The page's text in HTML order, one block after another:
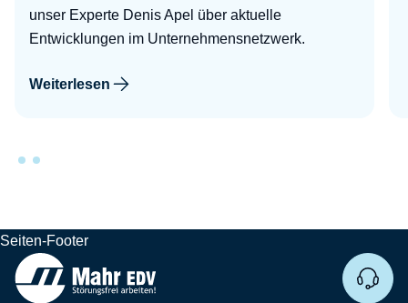
unser Experte Denis Apel über aktuelle
Entwicklungen im Unternehmensnetzwerk.
Weiterlesen
Seiten-Footer